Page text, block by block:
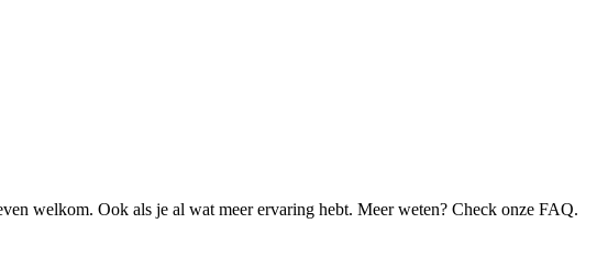
welkom. Ook als je al wat meer ervaring hebt. Meer weten? Check onze FAQ.